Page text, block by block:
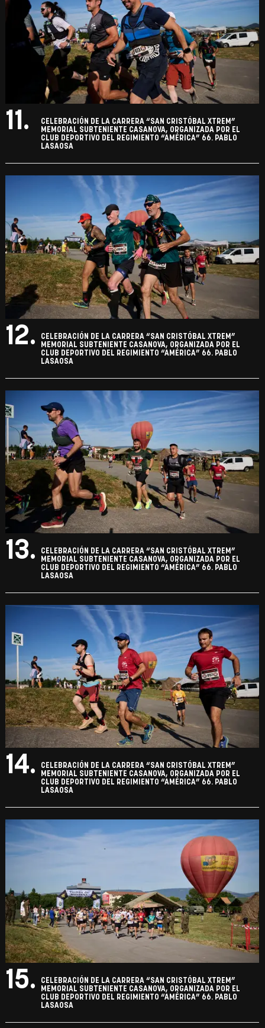
11.
CELEBRACIÓN DE LA CARRERA “SAN CRISTÓBAL XTREM”
MEMORIAL SUBTENIENTE CASANOVA, ORGANIZADA POR EL
CLUB DEPORTIVO DEL REGIMIENTO “AMÉRICA” 66. PABLO
LASAOSA
12.
CELEBRACIÓN DE LA CARRERA “SAN CRISTÓBAL XTREM”
MEMORIAL SUBTENIENTE CASANOVA, ORGANIZADA POR EL
CLUB DEPORTIVO DEL REGIMIENTO “AMÉRICA” 66. PABLO
LASAOSA
13.
CELEBRACIÓN DE LA CARRERA “SAN CRISTÓBAL XTREM”
MEMORIAL SUBTENIENTE CASANOVA, ORGANIZADA POR EL
CLUB DEPORTIVO DEL REGIMIENTO “AMÉRICA” 66. PABLO
LASAOSA
14.
CELEBRACIÓN DE LA CARRERA “SAN CRISTÓBAL XTREM”
MEMORIAL SUBTENIENTE CASANOVA, ORGANIZADA POR EL
CLUB DEPORTIVO DEL REGIMIENTO “AMÉRICA” 66. PABLO
LASAOSA
15.
CELEBRACIÓN DE LA CARRERA “SAN CRISTÓBAL XTREM”
MEMORIAL SUBTENIENTE CASANOVA, ORGANIZADA POR EL
CLUB DEPORTIVO DEL REGIMIENTO “AMÉRICA” 66. PABLO
LASAOSA